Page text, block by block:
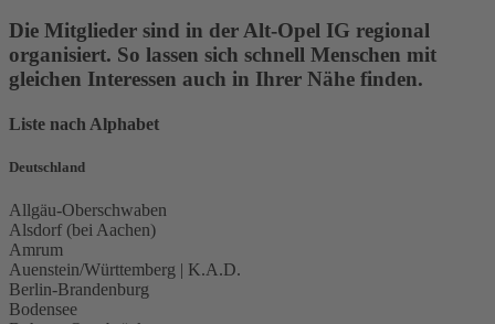
Die Mitglieder sind in der Alt-Opel IG regional
organisiert. So lassen sich schnell Menschen mit
gleichen Interessen auch in Ihrer Nähe finden.
Liste nach Alphabet
Deutschland
Allgäu-Oberschwaben
Alsdorf (bei Aachen)
Amrum
Auenstein/Württemberg | K.A.D.
Berlin-Brandenburg
Bodensee